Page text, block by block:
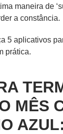
maneira de
a constância.
5 aplicativos
prática.
MÊS
AZUL: